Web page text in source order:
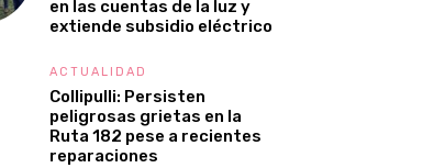
en las cuentas de la luz y
extiende subsidio eléctrico
ACTUALIDAD
Collipulli: Persisten
peligrosas grietas en la
Ruta 182 pese a recientes
reparaciones